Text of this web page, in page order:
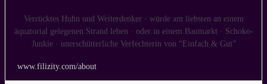
Verrücktes Huhn und Weiterdenker · würde am liebsten an einem
äquatorial gelegenen Strand leben · oder in einem Baumarkt · Schoko-
Junkie · unerschütterliche Verfechterin von “Einfach & Gut”
www.filizity.com/about